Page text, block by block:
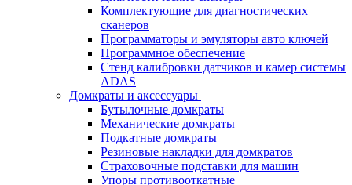
Комплектующие для диагностических
сканеров
Программаторы и эмуляторы авто ключей
Программное обеспечение
Стенд калибровки датчиков и камер системы
ADAS
Домкраты и аксессуары
Бутылочные домкраты
Механические домкраты
Подкатные домкраты
Резиновые накладки для домкратов
Страховочные подставки для машин
Упоры противооткатные